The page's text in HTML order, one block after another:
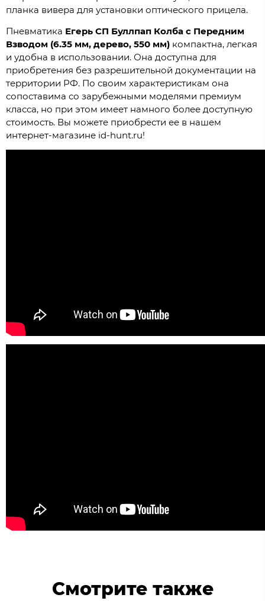
планка вивера для установки оптического прицела.
Пневматика Егерь СП Буллпап Колба с Передним
Взводом (6.35 мм, дерево, 550 мм) компактна, легкая
и удобна в использовании. Она доступна для
приобретения без разрешительной документации на
территории РФ. По своим характеристикам она
сопоставима со зарубежными моделями премиум
класса, но при этом имеет намного более доступную
стоимость. Вы можете приобрести ее в нашем
интернет-магазине id-hunt.ru!
Смотрите также